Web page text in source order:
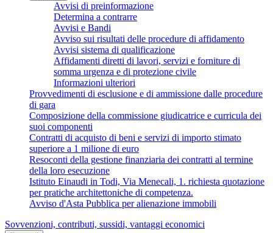
Avvisi di preinformazione
Determina a contrarre
Avvisi e Bandi
Avviso sui risultati delle procedure di affidamento
Avvisi sistema di qualificazione
Affidamenti diretti di lavori, servizi e forniture di
somma urgenza e di protezione civile
Informazioni ulteriori
Provvedimenti di esclusione e di ammissione dalle procedure
di gara
Composizione della commissione giudicatrice e curricula dei
suoi componenti
Contratti di acquisto di beni e servizi di importo stimato
superiore a 1 milione di euro
Resoconti della gestione finanziaria dei contratti al termine
della loro esecuzione
Istituto Einaudi in Todi, Via Menecali, 1. richiesta quotazione
per pratiche architettoniche di competenza.
Avviso d'Asta Pubblica per alienazione immobili
Sovvenzioni, contributi, sussidi, vantaggi economici